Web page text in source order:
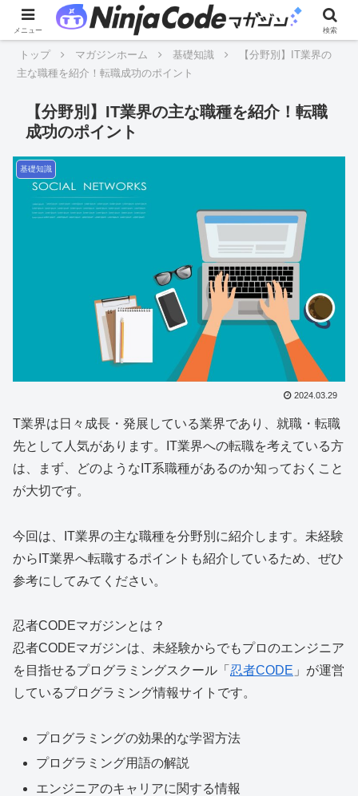
トップ マガジンホーム 基礎知識
【分野別】IT業界の
主な職種を紹介！転職成功のポイント
【分野別】IT業界の主な職種を紹介！転職
成功のポイント
基礎知識
2024.03.29
T業界は日々成長・発展している業界であり、就職・転職
先として人気があります。IT業界への転職を考えている方
は、まず、どのようなIT系職種があるのか知っておくこと
が大切です。
今回は、IT業界の主な職種を分野別に紹介します。未経験
からIT業界へ転職するポイントも紹介しているため、ぜひ
参考にしてみてください。
忍者CODEマガジンとは？
忍者CODEマガジンは、 未経験からでもプロのエンジニア
を目指せるプログラミングスクール「 忍者CODE 」が運営
しているプログラミング情報サイトです。
プログラミングの効果的な学習方法
プログラミング用語の解説
エンジニアのキャリアに関する情報
メニュー 検索